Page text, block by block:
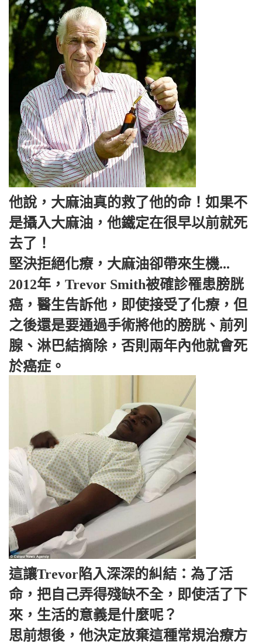
他說，大麻油真的救了他的命！如果不
是攝入大麻油，他鐵定在很早以前就死
去了！
堅決拒絕化療，大麻油卻帶來生機...
2012年，Trevor Smith被確診罹患膀胱
癌，醫生告訴他，即使接受了化療，但
之後還是要通過手術將他的膀胱、前列
腺、淋巴結摘除，否則兩年內他就會死
於癌症。
這讓Trevor陷入深深的糾結：為了活
命，把自己弄得殘缺不全，即使活了下
來，生活的意義是什麼呢？
思前想後，他決定放棄這種常規治療方